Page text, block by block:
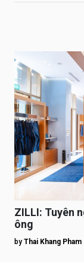
ZILLI: Tuyên
ông
by Thai Khang Pham